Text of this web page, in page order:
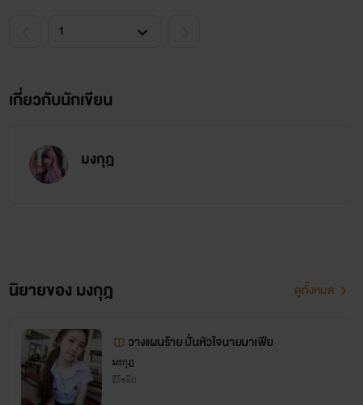
ฉันจนมันไม่เหลือชิ้นดี
ทราย"อึก ฮือ" ฉันวิ่งออกจากจุดนั้นทันที พร้อมกับวิ่งอออก
ไปอย่างไร้จุดหมาย ฉันไม่น่าไปบอกรักคนอย่างเรนเดียร์เลย ดูก็รู้
ว่าเขานั้นมันเทวดา ส่วนฉันมันก็คือก้อนขี้หมาดีๆนี่เอง ก็จริง
อย่างที่เรนเดียร์พูด ฉันแทบไม่มีอะไรดีเลยด้วยซ้ำ ฉันวิ่งขึ้นไปบน
เกี่ยวกับนักเขียน
มงกุฎ
นิยายของ มงกุฎ ดูทั้งหมด
วางแผนร้าย ปั่นหัวใจนายมาเฟีย
มงกุฎ
อีโรติก